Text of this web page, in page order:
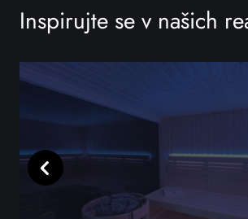
Inspirujte se v našich
Předchozí